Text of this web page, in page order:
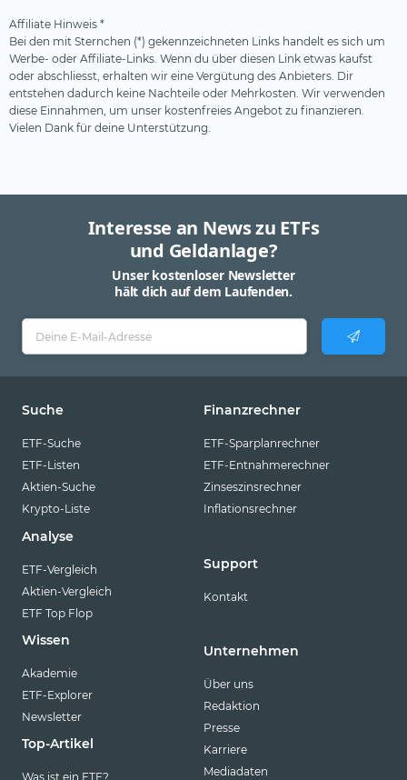
Affiliate Hinweis *
Bei den mit Sternchen (*) gekennzeichneten Links handelt es sich um
Werbe- oder Affiliate-Links. Wenn du über diesen Link etwas kaufst
oder abschliesst, erhalten wir eine Vergütung des Anbieters. Dir
entstehen dadurch keine Nachteile oder Mehrkosten. Wir verwenden
diese Einnahmen, um unser kostenfreies Angebot zu finanzieren.
Vielen Dank für deine Unterstützung.
Interesse an News zu ETFs
und Geldanlage?
Unser kostenloser Newsletter
hält dich auf dem Laufenden.
Suche
ETF-Suche
ETF-Listen
Aktien-Suche
Krypto-Liste
Analyse
ETF-Vergleich
Aktien-Vergleich
ETF Top Flop
Wissen
Akademie
ETF-Explorer
Newsletter
Top-Artikel
Was ist ein ETF?
Finanzrechner
ETF-Sparplanrechner
ETF-Entnahmerechner
Zinseszinsrechner
Inflationsrechner
Support
Kontakt
Unternehmen
Über uns
Redaktion
Presse
Karriere
Mediadaten